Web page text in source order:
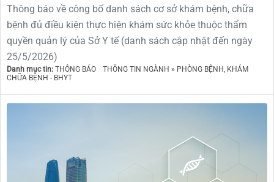
Thông báo về công bố danh sách cơ sở khám bệnh, chữa
bệnh đủ điều kiện thực hiện khám sức khỏe thuộc thẩm
quyền quản lý của Sở Y tế (danh sách cập nhật đến ngày
25/5/2026)
Danh mục tin: THÔNG BÁO
THÔNG TIN NGÀNH » PHÒNG BỆNH, KHÁM
CHỮA BỆNH - BHYT